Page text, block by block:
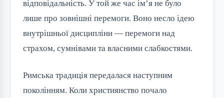
відповідальність. У той же час ім’я не було
лише про зовнішні перемоги. Воно несло ідею
внутрішньої дисципліни — перемоги над
страхом, сумнівами та власними слабкостями.
Римська традиція передалася наступним
поколінням. Коли християнство почало